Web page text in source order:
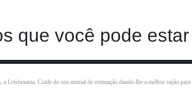
que você pode
Leishmania. Cuide do seu animal de estimação dando-lhe a melhor ração para